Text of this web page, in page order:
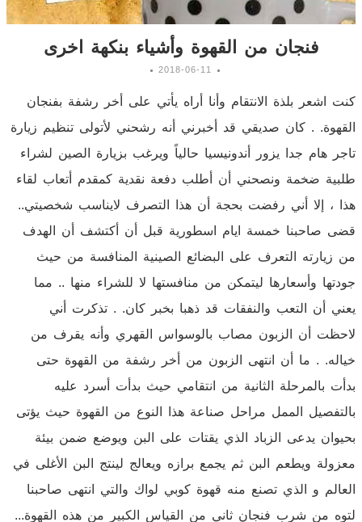
فنجان من القهوة وأشياء بنكهة اخرى
2018-06-11
كنت اشعر بلذة الانتقام وأنا أراه يأتي على أخر رشفة بفنجان
القهوة. . كان صديقي قد أخبرني أنه رشحني لأتولى تنظيم زيارة
تاجر هام جدا يزور أندونيسيا حالياً ويرغب بزيارة الصين لشراء
طلبية ضخمة ونصحني أن أطلب دفعة نقدية كمقدم أتعاب لقاء
هذا ، إلا أني رفضت بحجة أن هذا التصرف لايناسب شخصيتي..
قضى صاحبنا خمسة ايام اسطورية قبل أن أكتشف أن الهدف
من زيارته التعرف على البضائع الصينية المنافسة من حيث
جودتها وأسعارها ليتمكن من منافستها لا للشراء منها .. مما
يعني أن التعب والنفقات قد ذهبا بخبر كان. . تذكرت أني
لاحظت أن الزبون مصاب بالوسواس القهري وأنه يقرف من
خياله. . ما أن انتهى الزبون من أخر رشفة من القهوة حتى
بدأت بالمرحلة الثانية من انتقامي حيث بدأت أسرد عليه
بالتفصيل الممل مراحل صناعة هذا النوع من القهوة حيث يؤتى
بحيوان يدعى الزباد الذي يقتات على البن ويوضع ضمن بيئة
معزولة ويطعم البن ثم يجمع برازه ويعالج لينتج البن الأغلى في
العالم و الذي تصنع منه قهوة كوبي لواك والتي انتهى صاحبنا
لتوه من شرب فنجان ثاني من القياس الكبير من هذه القهوة...